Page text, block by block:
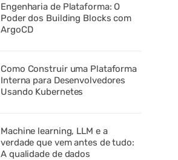
Engenharia de Plataforma: O
Poder dos Building Blocks com
ArgoCD
Como Construir uma Plataforma
Interna para Desenvolvedores
Usando Kubernetes
Machine learning, LLM e a
verdade que vem antes de tudo:
A qualidade de dados